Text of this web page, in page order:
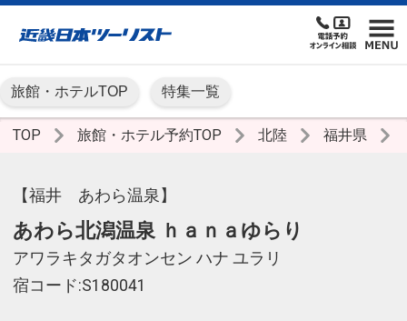
旅館・ホテルTOP 特集一覧
TOP 旅館・ホテル予約TOP 北陸 福井県
【福井 あわら温泉】
あわら北潟温泉 ｈａｎａゆらり
アワラキタガタオンセン ハナ ユラリ
宿コード:S180041